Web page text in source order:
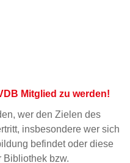
Mitglied zu werden!
wer den Zielen des
insbesondere wer sich
befindet oder diese
Bibliothek bzw.